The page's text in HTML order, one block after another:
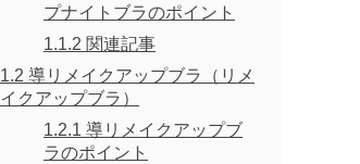
プナイトブラのポイント
1.1.2 関連記事
1.2 導リメイクアップブラ（リメ
イクアップブラ）
1.2.1 導リメイクアップブ
ラのポイント